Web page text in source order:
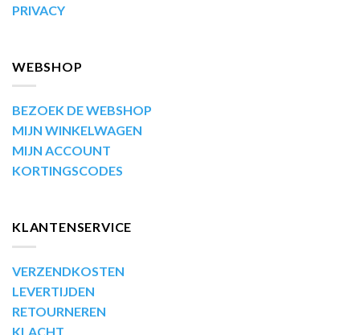
PRIVACY
WEBSHOP
BEZOEK DE WEBSHOP
MIJN WINKELWAGEN
MIJN ACCOUNT
KORTINGSCODES
KLANTENSERVICE
VERZENDKOSTEN
LEVERTIJDEN
RETOURNEREN
KLACHT